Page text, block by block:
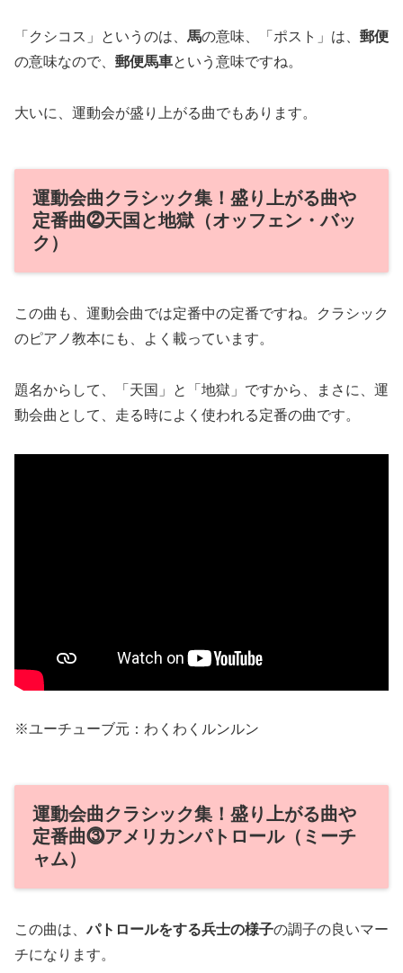
「クシコス」というのは、 馬の意味、「ポスト」は、 郵便
の意味なので、 郵便馬車という意味ですね。
大いに、運動会が盛り上がる曲でもあります。
運動会曲クラシック集！盛り上がる曲や
定番曲⓶天国と地獄（オッフェン・バッ
ク）
この曲も、運動会曲では定番中の定番ですね。クラシック
のピアノ教本にも、よく載っています。
題名からして、「天国」と「地獄」ですから、まさに、運
動会曲として、走る時によく使われる定番の曲です。
※ユーチューブ元：わくわくルンルン
運動会曲クラシック集！盛り上がる曲や
定番曲⓷アメリカンパトロール（ミーチ
ャム）
この曲は、パトロールをする兵士の様子の調子の良いマー
チになります。